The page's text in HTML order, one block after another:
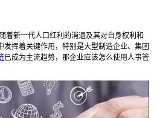
着新一代人口红利的消退及其对自身权利和
挥着关键作用，特别是大型制造企业、集团
已成为主流趋势，那企业应该怎么使用人事管